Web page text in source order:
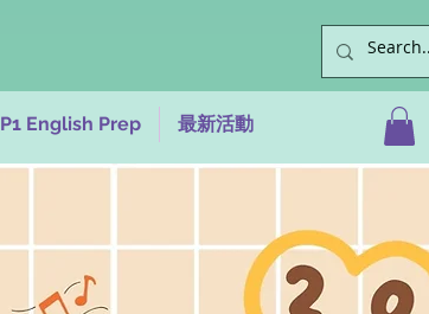
P1 English Prep 最新活動